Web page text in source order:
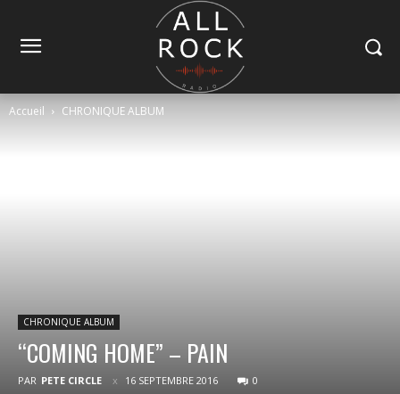
Accueil CHRONIQUE ALBUM
CHRONIQUE ALBUM
“COMING HOME” – PAIN
PAR PETE CIRCLE 16 SEPTEMBRE 2016 0